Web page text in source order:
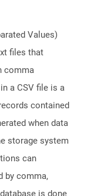
Values)
files that
comma
a CSV file is a
contained
when data
storage system
can
by comma,
is done